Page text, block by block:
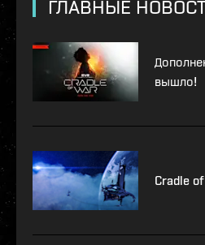
ГЛАВНЫЕ
вышло!
Cradle